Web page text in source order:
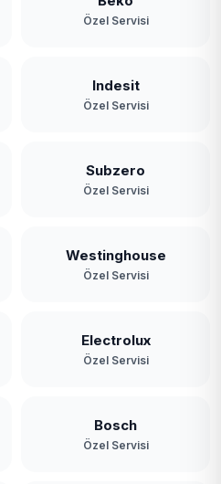
Özel Servisi
Indesit
Özel Servisi
Subzero
Özel Servisi
Westinghouse
Özel Servisi
Electrolux
Özel Servisi
Bosch
Özel Servisi